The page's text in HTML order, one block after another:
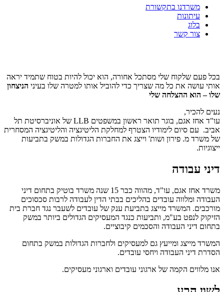
משרדנו בתקשורת
עיתונות
בלוג
צור קשר
בכל פעם שלקוח שלי מסתכל אחורה, הוא יכול להיות בטוח שתמיד יראה
אותי עושה את כל מה שצריך כדי להוביל אותו למטרה שלו בעיני הניצחון
שלו – הוא ההצלחה שלי
נעים להכיר,
עו"ד אחז אגם, בוגר תואר ראשון במשפטים LLB של אוניברסיטת תל
אביב. עם סיום לימודיו הצטרף למחלקת הליטיגציה והליטיגציה המסחרית
של משרד מ. פירון ושות' וייצג את החברות הגדולות במשק בתביעות
ייצוגיות.
דיני עבודה
משרד אחז אגם, עו"ד, מהווה כבר 15 שנה משרד בוטיק בתחום דיני
העבודה ומלווה עובדים בהליכים בבתי הדין לעבודה לרבות סכסוכים
מורכבים. המשרד מייצג בתביעת ענק של עובדים לשעבר נגד חברת בית
הזיקוק לנפט בע"מ, ותביעות כנגד המעסיקים הגדולים ביותר במשק
בתחום דיני העבודה והסכמים קיבוציים.
המשרד מייצג ומייעץ גם למעסיקים ולחברות הגדולות במשק בתחום
הסדרת דיני העבודה ויחסי עובדים.
אנו מלווים הקמה של ארגוני עובדים וארגוני מעסיקים.